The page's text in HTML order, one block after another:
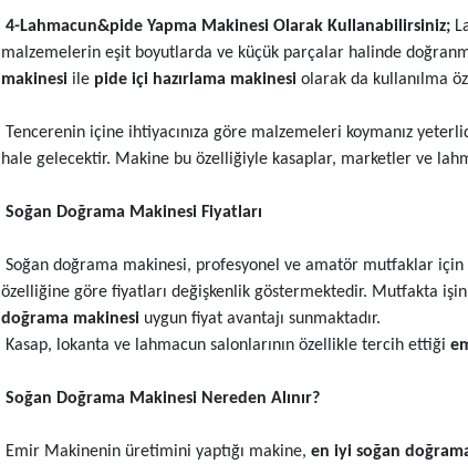
4-Lahmacun&pide Yapma Makinesi Olarak Kullanabilirsiniz;
malzemelerin eşit boyutlarda ve küçük parçalar halinde
makinesi ile pide içi hazırlama makinesi olarak da kullanılma
Tencerenin içine ihtiyacınıza göre malzemeleri koymanız
hale gelecektir. Makine bu özelliğiyle kasaplar, marketler ve
Soğan Doğrama Makinesi Fiyatları
Soğan doğrama makinesi, profesyonel ve amatör mutfaklar
özelliğine göre fiyatları değişkenlik göstermektedir. Mutfakta
doğrama makinesi uygun fiyat avantajı sunmaktadır.
Kasap, lokanta ve lahmacun salonlarının özellikle tercih ettiği
Soğan Doğrama Makinesi Nereden Alınır?
Emir Makinenin üretimini yaptığı makine, en iyi soğan